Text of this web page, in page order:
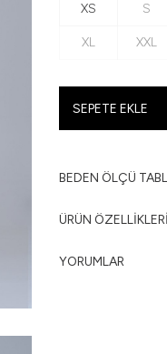
XS S
XL XXL
SEPETE EKLE
BEDEN ÖLÇÜ
ÜRÜN ÖZELLIKLERI
YORUMLAR